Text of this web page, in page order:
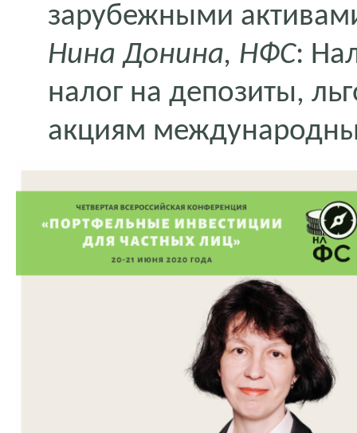
зарубежными
Нина Донина, НФС:
налог на депозиты,
акциям